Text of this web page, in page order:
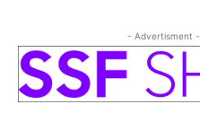
- Advertisment -